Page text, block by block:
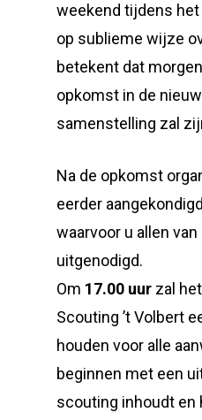
weekend tijdens het
op sublieme wijze
betekent dat
opkomst in de
samenstelling zal
Na de opkomst
eerder
waarvoor u allen
uitgenodigd.
Om 17.00 uur zal
Scouting ’t Volbert
houden voor alle
beginnen met een
scouting inhoudt en